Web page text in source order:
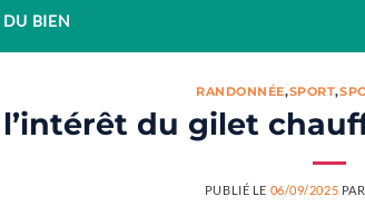
DU BIEN
RANDONNÉE,SPORT,
du gilet
PUBLIÉ LE 06/09/2025 PAR